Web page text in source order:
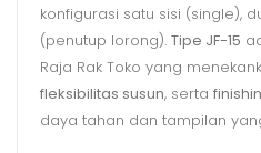
konfigurasi satu sisi (single),
(penutup lorong). Tipe JF-15
Raja Rak Toko yang
fleksibilitas susun, serta
daya tahan dan tampilan